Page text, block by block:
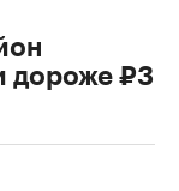
дороже ₽3